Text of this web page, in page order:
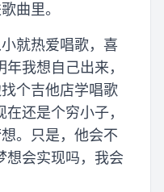
曲里。
就热爱唱歌，喜
我想自己出来，
个吉他店学唱歌
还是个穷小子，
。只是，他会不
想会实现吗，我会